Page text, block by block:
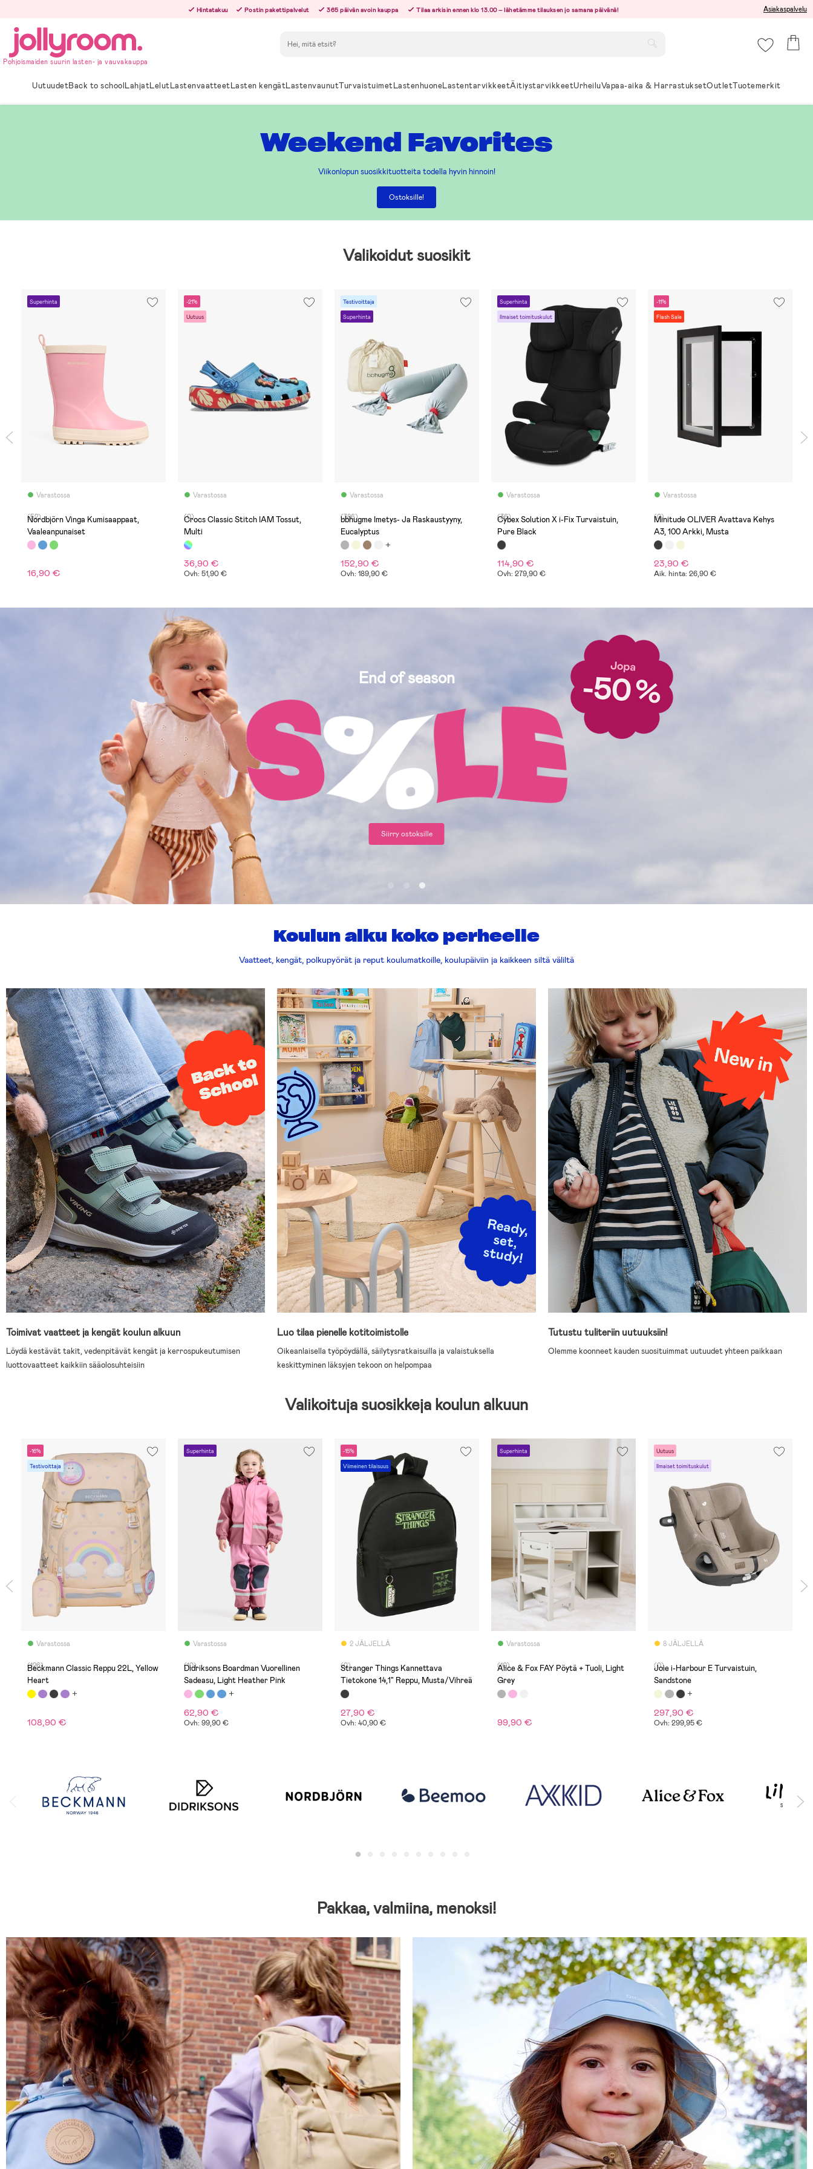
innehållet
Hintatakuu Postin pakettipalvelut 365 päivän avoin kauppa Tilaa arkisin ennen klo 13.00 – lähetämme tilauksen jo samana päivänä! Asiakaspalvelu
Pohjoismaiden suurin lasten- ja vauvakauppa
UutuudetBack to schoolLahjatLelutLastenvaatteetLasten kengätLastenvaunutTurvaistuimetLastenhuoneLastentarvikkeetÄitiystarvikkeetUrheiluVapaa-aika & HarrastuksetOutletTuotemerkit
Weekend Favorites
Viikonlopun suosikkituotteita todella hyvin hinnoin!
Ostoksille!
Valikoidut suosikit
Superhinta
Varastossa
(52)
Nordbjörn Vinga Kumisaappaat,
Vaaleanpunaiset
16,90 €
-21%
Uutuus
Varastossa
(0)
Crocs Classic Stitch IAM Tossut,
Multi
36,90 €
Ovh: 51,90 €
Testivoittaja
Superhinta
Varastossa
(386)
bbhugme Imetys- Ja Raskaustyyny,
Eucalyptus
152,90 €
Ovh: 189,90 €
Superhinta
Ilmaiset toimituskulut
Varastossa
(36)
Cybex Solution X i-Fix Turvaistuin,
Pure Black
114,90 €
Ovh: 279,90 €
-11%
Flash Sale
Varastossa
(0)
Minitude OLIVER Avattava Kehys
A3, 100 Arkki, Musta
23,90 €
Aik. hinta: 26,90 €
Shoppaile täällä ->
Koulun alku koko perheelle
Vaatteet, kengät, polkupyörät ja reput koulumatkoille, koulupäiviin ja kaikkeen siltä väliltä
Toimivat vaatteet ja kengät koulun alkuun
Löydä kestävät takit, vedenpitävät kengät ja kerrospukeutumisen
luottovaatteet kaikkiin sääolosuhteisiin
Luo tilaa pienelle kotitoimistolle
Oikeanlaisella työpöydällä, säilytysratkaisuilla ja valaistuksella
keskittyminen läksyjen tekoon on helpompaa
Tutustu tuliteriin uutuuksiin!
Olemme koonneet kauden suosituimmat uutuudet yhteen paikkaan
Valikoituja suosikkeja koulun alkuun
-16%
Testivoittaja
Varastossa
(126)
Beckmann Classic Reppu 22L, Yellow
Heart
108,90 €
Superhinta
Varastossa
(10)
Didriksons Boardman Vuorellinen
Sadeasu, Light Heather Pink
62,90 €
Ovh: 99,90 €
-15%
Viimeinen tilaisuus
2 JÄLJELLÄ
(0)
Stranger Things Kannettava
Tietokone 14,1" Reppu, Musta/Vihreä
27,90 €
Ovh: 40,90 €
Superhinta
Varastossa
(10)
Alice & Fox FAY Pöytä + Tuoli, Light
Grey
99,90 €
Uutuus
Ilmaiset toimituskulut
8 JÄLJELLÄ
(0)
Joie i-Harbour E Turvaistuin,
Sandstone
297,90 €
Ovh: 299,95 €
Pakkaa, valmiina, menoksi!